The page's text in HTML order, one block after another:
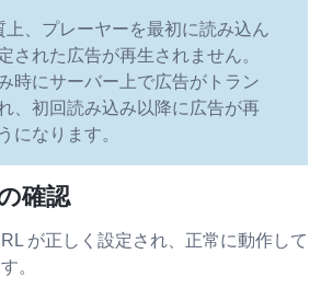
上、プレーヤーを最初に読み込ん
された広告が再生されません。
時にサーバー上で広告がトラン
、初回読み込み以降に広告が再
になります。
確認
が正しく設定され、正常に動作して
。